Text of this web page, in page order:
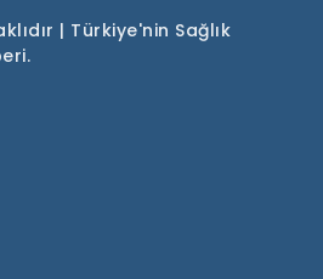
| Türkiye'nin Sağlık